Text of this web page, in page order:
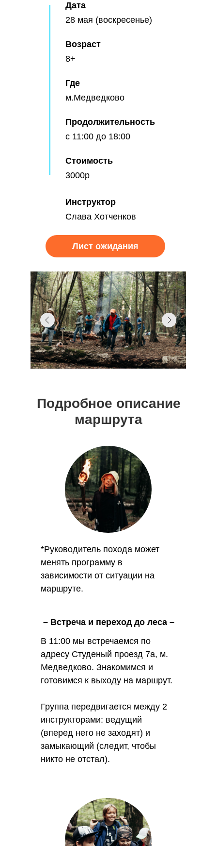
Дата
Возраст
Где
Продолжительность
Стоимость
3000р
с 11:00 до 18:00
м.Медведково
8+
28 мая (воскресенье)
Лист ожидания
Инструктор
Слава Хотченков
Подробное описание
маршрута
*Руководитель похода может
менять программу в
зависимости от ситуации на
маршруте.
В 11:00 мы встречаемся по
адресу Студеный проезд 7а, м.
Медведково. Знакомимся и
готовимся к выходу на маршрут.
Группа передвигается между 2
инструкторами: ведущий
(вперед него не заходят) и
замыкающий (следит, чтобы
никто не отстал).
– Встреча и переход до леса –